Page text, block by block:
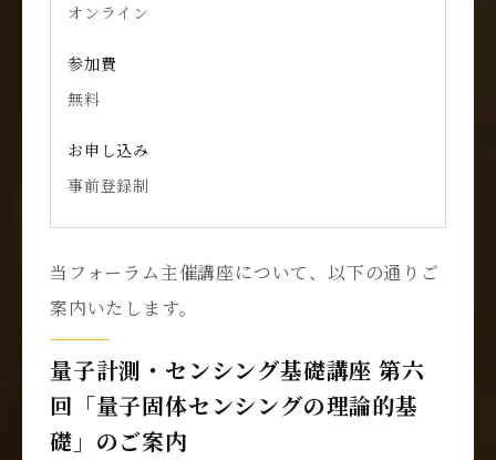
オンライン
参加費
無料
お申し込み
事前登録制
当フォーラム主催講座について、以下の通りご
案内いたします。
量子計測・センシング基礎講座 第六
回「量子固体センシングの理論的基
礎」のご案内